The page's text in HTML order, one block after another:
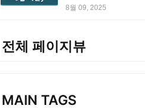
8월 09, 2025
전체 페이지뷰
MAIN TAGS